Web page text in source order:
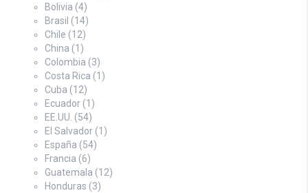
Bolivia (4)
Brasil (14)
Chile (12)
China (1)
Colombia (3)
Costa Rica (1)
Cuba (12)
Ecuador (1)
EE.UU. (54)
El Salvador (1)
España (54)
Francia (6)
Guatemala (12)
Honduras (3)